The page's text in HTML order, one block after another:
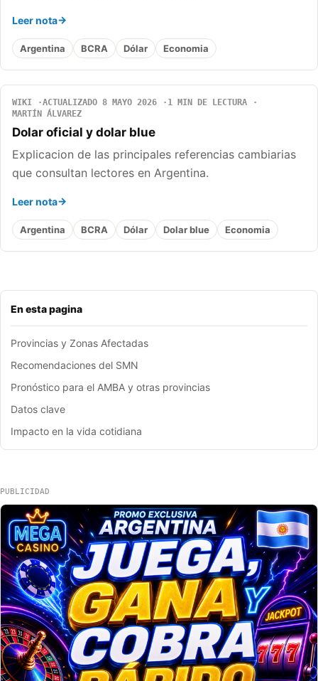
En esta pagina
Provincias y Zonas Afectadas
Recomendaciones del SMN
Pronóstico para el AMBA y otras provincias
Datos clave
Impacto en la vida cotidiana
Leer nota
Argentina BCRA Dólar Economia
WIKI ACTUALIZADO 8 MAYO 2026
1 MIN DE LECTURA
MARTÍN ÁLVAREZ
Dolar oficial y dolar blue
Explicacion de las principales referencias cambiarias
que consultan lectores en Argentina.
Leer nota
Argentina BCRA Dólar Dolar blue Economia
PUBLICIDAD